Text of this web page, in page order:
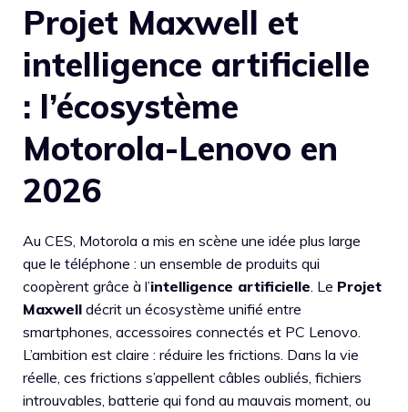
Projet Maxwell et
intelligence artificielle
: l’écosystème
Motorola-Lenovo en
2026
Au CES, Motorola a mis en scène une idée plus large
que le téléphone : un ensemble de produits qui
coopèrent grâce à l’intelligence artificielle . Le Projet
Maxwell décrit un écosystème unifié entre
smartphones, accessoires connectés et PC Lenovo.
L’ambition est claire : réduire les frictions. Dans la vie
réelle, ces frictions s’appellent câbles oubliés, fichiers
introuvables, batterie qui fond au mauvais moment, ou